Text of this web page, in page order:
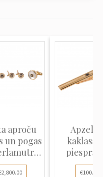
aproču
un pogas
un...
"S.T.
€100.00